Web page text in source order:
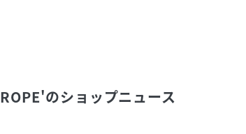
ROPE'のショップニュース